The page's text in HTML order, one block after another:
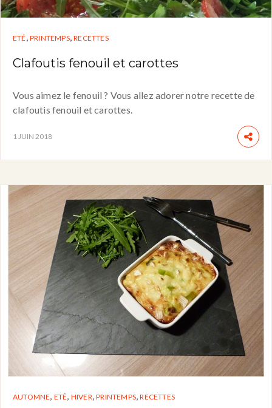
ETÉ ,PRINTEMPS,RECETTES
Clafoutis fenouil et carottes
Vous aimez le fenouil ? Vous allez adorer notre recette de
clafoutis fenouil et carottes.
1 JUIN 2018
AUTOMNE, ETÉ, HIVER,PRINTEMPS,RECETTES